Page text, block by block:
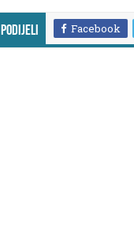
Podijeli Facebook